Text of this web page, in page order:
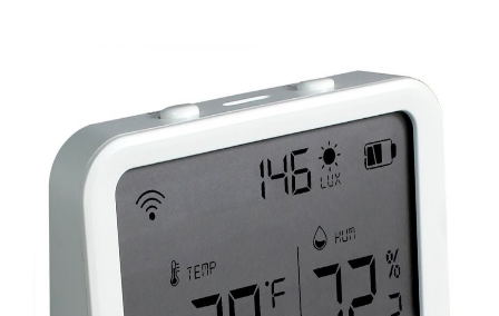
Artesanía
Oficina y
Papelería
Para Canarias,
Ceuta y Melilla